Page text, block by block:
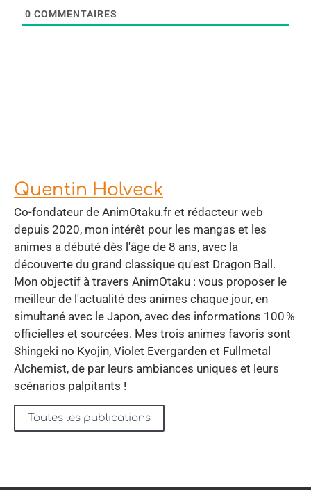
0 COMMENTAIRES
Quentin Holveck
Co-fondateur de AnimOtaku.fr et rédacteur web
depuis 2020, mon intérêt pour les mangas et les
animes a débuté dès l'âge de 8 ans, avec la
découverte du grand classique qu'est Dragon Ball.
Mon objectif à travers AnimOtaku : vous proposer le
meilleur de l'actualité des animes chaque jour, en
simultané avec le Japon, avec des informations 100 %
officielles et sourcées. Mes trois animes favoris sont
Shingeki no Kyojin, Violet Evergarden et Fullmetal
Alchemist, de par leurs ambiances uniques et leurs
scénarios palpitants !
Toutes les publications